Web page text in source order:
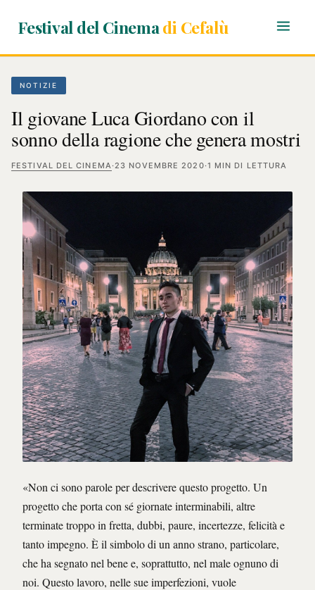
Festival del Cinemadi Cefalù
NOTIZIE
Il giovane Luca Giordano con il
sonno della ragione che genera mostri
FESTIVAL DEL CINEMA·23 NOVEMBRE 2020·1 MIN DI LETTURA
«Non ci sono parole per descrivere questo progetto. Un
progetto che porta con sé giornate interminabili, altre
terminate troppo in fretta, dubbi, paure, incertezze, felicità e
tanto impegno. È il simbolo di un anno strano, particolare,
che ha segnato nel bene e, soprattutto, nel male ognuno di
noi. Questo lavoro, nelle sue imperfezioni, vuole